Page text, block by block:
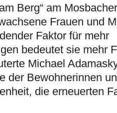
Berg“ am
Frauen und
Faktor für mehr
bedeutet sie mehr
Michael
der Bewohnerinnen
die erneuerten